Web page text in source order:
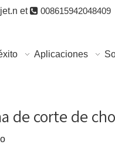
et 008615942048409
Aplicaciones
de corte de